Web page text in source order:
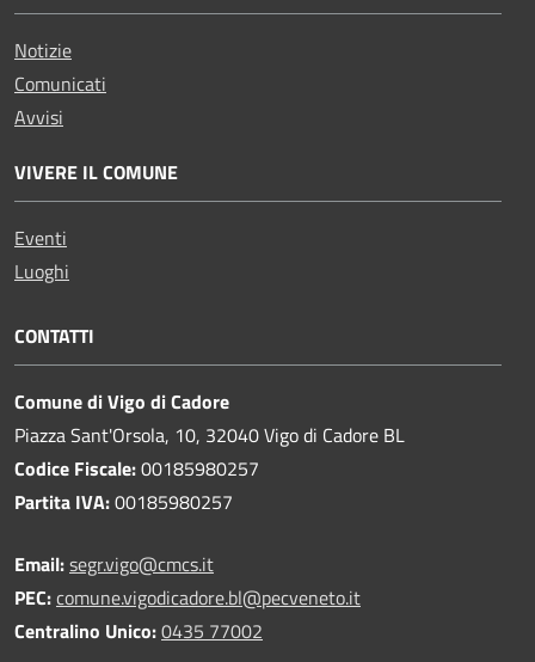
Notizie
Comunicati
Avvisi
VIVERE IL COMUNE
Eventi
Luoghi
CONTATTI
Comune di Vigo di Cadore
Piazza Sant'Orsola, 10, 32040 Vigo di Cadore BL
Codice Fiscale:00185980257
Partita IVA:00185980257
Email:segr.vigo@cmcs.it
PEC:comune.vigodicadore.bl@pecveneto.it
Centralino Unico:0435 77002